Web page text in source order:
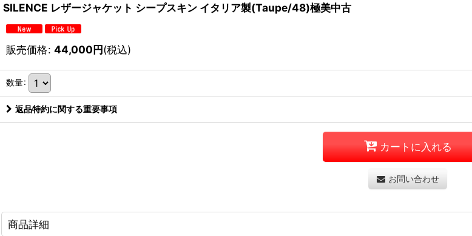
SILENCE レザージャケット シープスキン イタリア製(Taupe/48)極美中古
販売価格: 44,000円(税込)
数量:
返品特約に関する重要事項
カートに入れる
お問い合わせ
商品詳細